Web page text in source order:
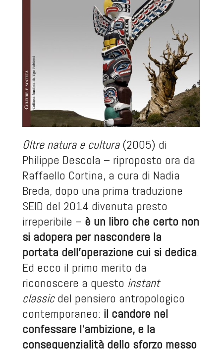
Oltre natura e cultura(2005) di
Philippe Descola – riproposto ora da
Raffaello Cortina, a cura di Nadia
Breda, dopo una prima traduzione
SEID del 2014 divenuta presto
irreperibile – è un libro che certo non
si adopera per nascondere la
portata dell’operazione cui si dedica.
Ed ecco il primo merito da
riconoscere a questo instant
classicdel pensiero antropologico
contemporaneo: il candore nel
confessare l’ambizione, e la
consequenzialità dello sforzo messo